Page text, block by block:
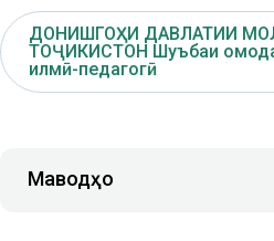
ДОНИШГОҲИ ДАВЛАТИИ
ТОҶИКИСТОН Шуъбаи
илмӣ-педагогӣ
Маводҳо